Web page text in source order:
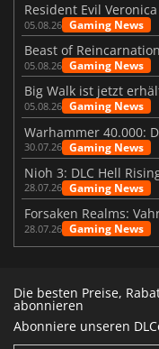
05.08.26 Gaming News
05.08.26 Gaming News
05.08.26 Gaming News
30.07.26 Gaming News
Nioh 3: DLC Hell
28.07.26 Gaming News
28.07.26 Gaming News
Die besten Preise,
abonnieren
Abonniere unseren